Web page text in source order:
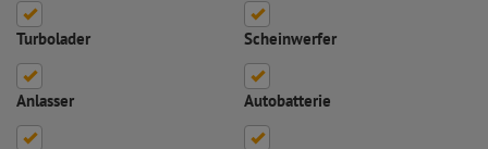
Turbolader Scheinwerfer
Anlasser Autobatterie